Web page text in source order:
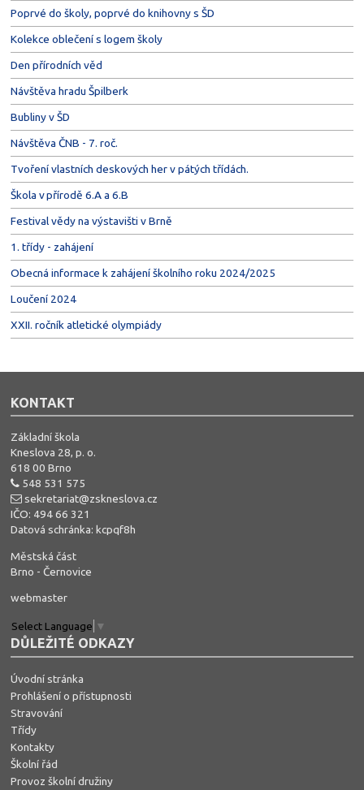
Poprvé do školy, poprvé do knihovny s ŠD
Kolekce oblečení s logem školy
Den přírodních věd
Návštěva hradu Špilberk
Bubliny v ŠD
Návštěva ČNB - 7. roč.
Tvoření vlastních deskových her v pátých třídách.
Škola v přírodě 6.A a 6.B
Festival vědy na výstavišti v Brně
1. třídy - zahájení
Obecná informace k zahájení školního roku 2024/2025
Loučení 2024
XXII. ročník atletické olympiády
KONTAKT
Základní škola
Kneslova 28, p. o.
618 00 Brno
548 531 575
sekretariat@zskneslova.cz
IČO: 494 66 321
Datová schránka: kcpqf8h
Městská část
Brno - Černovice
webmaster
Select Language ▼
DŮLEŽITÉ ODKAZY
Úvodní stránka
Prohlášení o přístupnosti
Stravování
Třídy
Kontakty
Školní řád
Provoz školní družiny